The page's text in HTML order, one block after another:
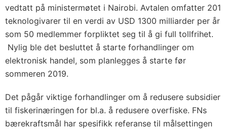
vedtatt på ministermøtet i Nairobi. Avtalen omfatter 201
teknologivarer til en verdi av USD 1300 milliarder per år
som 50 medlemmer forpliktet seg til å gi full tollfrihet.
Nylig ble det besluttet å starte forhandlinger om
elektronisk handel, som planlegges å starte før
sommeren 2019.
Det pågår viktige forhandlinger om å redusere subsidier
til fiskerinæringen for bl.a. å redusere overfiske. FNs
bærekraftsmål har spesifikk referanse til målsettingen